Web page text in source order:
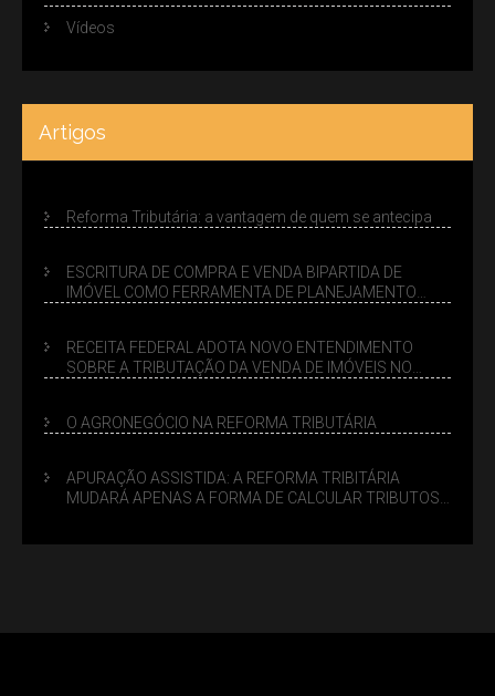
Vídeos
Artigos
Reforma Tributária: a vantagem de quem se antecipa
ESCRITURA DE COMPRA E VENDA BIPARTIDA DE
IMÓVEL COMO FERRAMENTA DE PLANEJAMENTO
RECEITA FEDERAL ADOTA NOVO ENTENDIMENTO
SOBRE A TRIBUTAÇÃO DA VENDA DE IMÓVEIS NO
O AGRONEGÓCIO NA REFORMA TRIBUTÁRIA
APURAÇÃO ASSISTIDA: A REFORMA TRIBITÁRIA
MUDARÁ APENAS A FORMA DE CALCULAR TRIBUTOS